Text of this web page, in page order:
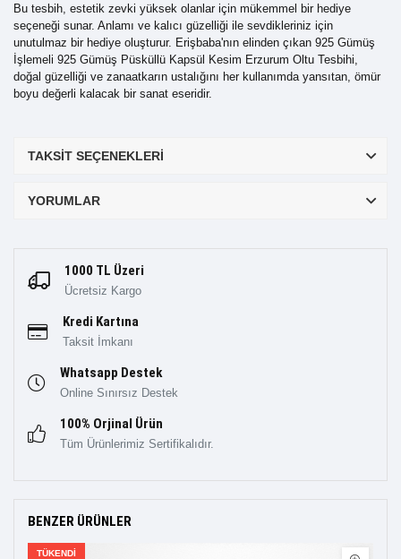
Bu tesbih, estetik zevki yüksek olanlar için mükemmel bir hediye
seçeneği sunar. Anlamı ve kalıcı güzelliği ile sevdikleriniz için
unutulmaz bir hediye oluşturur. Erişbaba'nın elinden çıkan 925 Gümüş
İşlemeli 925 Gümüş Püsküllü Kapsül Kesim Erzurum Oltu Tesbihi,
doğal güzelliği ve zanaatkarın ustalığını her kullanımda yansıtan, ömür
boyu değerli kalacak bir sanat eseridir.
TAKSIT SEÇENEKLERI
YORUMLAR
1000 TL Üzeri
Ücretsiz Kargo
Kredi Kartına
Taksit İmkanı
Whatsapp Destek
Online Sınırsız Destek
100% Orjinal Ürün
Tüm Ürünlerimiz Sertifikalıdır.
BENZER ÜRÜNLER
TÜKENDI